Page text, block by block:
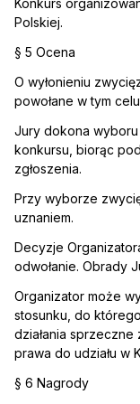
Konkurs
Polskiej.
§ 5 Ocena
O wyłonieniu
powołane w tym
Jury dokona wyboru
konkursu, biorąc
zgłoszenia.
Przy wyborze
uznaniem.
Decyzje
odwołanie. Obrady
Organizator może
stosunku, do
działania sprzeczne
prawa do udziału w
§ 6 Nagrody